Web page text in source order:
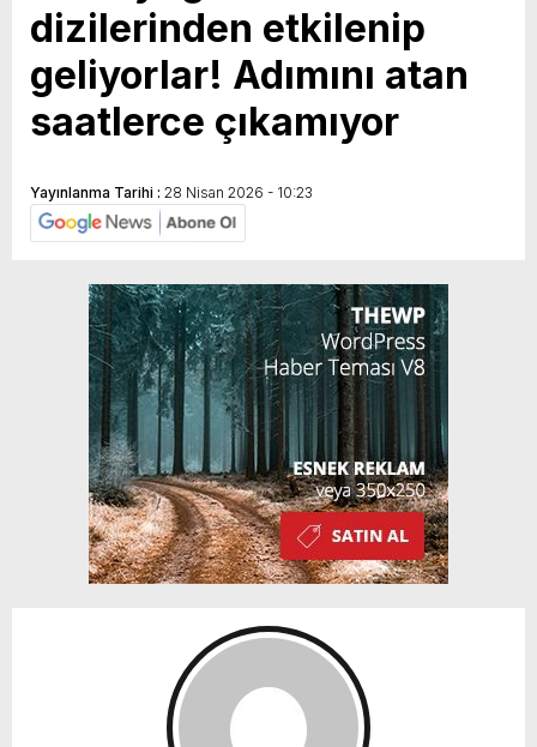
dizilerinden etkilenip
geliyorlar! Adımını atan
saatlerce çıkamıyor
Yayınlanma Tarihi : 28 Nisan 2026 - 10:23